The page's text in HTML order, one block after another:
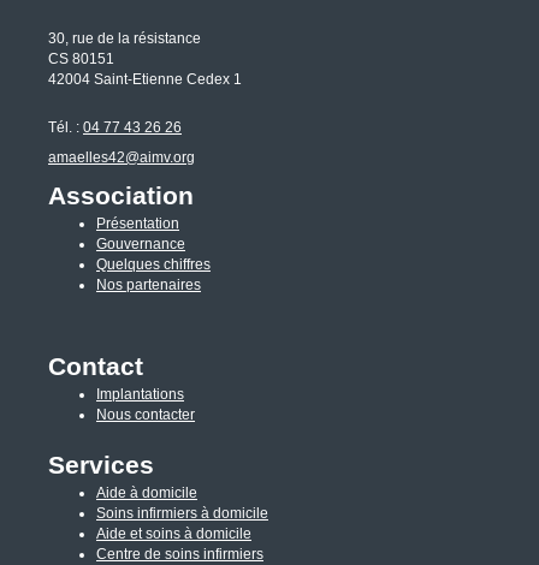
30, rue de la résistance
CS 80151
42004 Saint-Etienne Cedex 1
Tél. : 04 77 43 26 26
amaelles42@aimv.org
Association
Présentation
Gouvernance
Quelques chiffres
Nos partenaires
Contact
Implantations
Nous contacter
Services
Aide à domicile
Soins infirmiers à domicile
Aide et soins à domicile
Centre de soins infirmiers